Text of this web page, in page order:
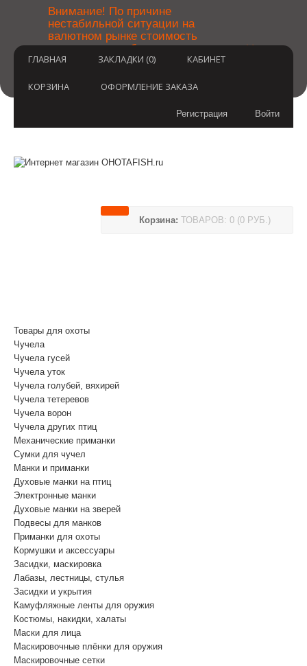
Внимание! По причине
нестабильной ситуации на
валютном рынке стоимость
товаров может быть уточнена
после оформления заказа.
неудобства.
×
ГЛАВНАЯ ЗАКЛАДКИ (0) КАБИНЕТ
КОРЗИНА ОФОРМЛЕНИЕ ЗАКАЗА
Войти
Регистрация
Корзина: ТОВАРОВ: 0 (0 РУБ.)
Товары для охоты
Чучела
Чучела гусей
Чучела уток
Чучела голубей, вяхирей
Чучела тетеревов
Чучела ворон
Чучела других птиц
Механические приманки
Сумки для чучел
Манки и приманки
Духовые манки на птиц
Электронные манки
Духовые манки на зверей
Подвесы для манков
Приманки для охоты
Кормушки и аксессуары
Засидки, маскировка
Лабазы, лестницы, стулья
Засидки и укрытия
Камуфляжные ленты для оружия
Костюмы, накидки, халаты
Маски для лица
Маскировочные плёнки для оружия
Маскировочные сетки